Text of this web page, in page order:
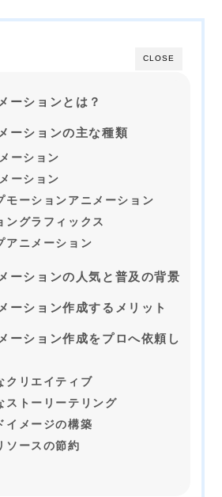
CLOSE
ーションとは？
ーションの主な種類
ーション
ーション
モーションアニメーション
ングラフィックス
アニメーション
ーションの人気と普及の背景
ーション作成するメリット
ーション作成をプロへ依頼し
クリエイティブ
ストーリーテリング
イメージの構築
ソースの節約